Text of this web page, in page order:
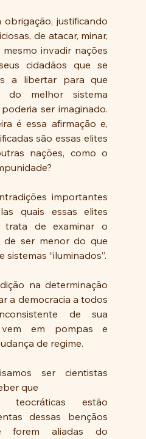
de atacar, minar,
invadir nações
cidadãos que se
a libertar para que
do melhor sistema
ser imaginado.
é essa afirmação e,
são essas elites
nações, como o
quais essas elites
trata de examinar o
de ser menor do que
sistemas “iluminados”.
a democracia a todos
de sua
vem em pompas e
de regime.
ser cientistas
que
dessas bençãos
forem aliadas do